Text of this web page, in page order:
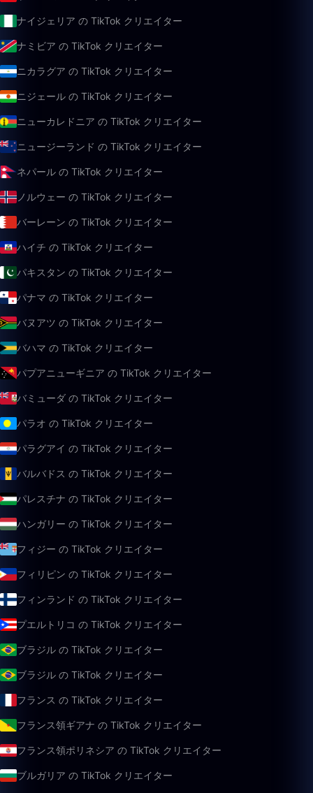
ナイジェリア の TikTok クリエイター
ナミビア の TikTok クリエイター
ニカラグア の TikTok クリエイター
ニジェール の TikTok クリエイター
ニューカレドニア の TikTok クリエイター
ニュージーランド の TikTok クリエイター
ネパール の TikTok クリエイター
ノルウェー の TikTok クリエイター
バーレーン の TikTok クリエイター
ハイチ の TikTok クリエイター
パキスタン の TikTok クリエイター
パナマ の TikTok クリエイター
バヌアツ の TikTok クリエイター
バハマ の TikTok クリエイター
パプアニューギニア の TikTok クリエイター
バミューダ の TikTok クリエイター
パラオ の TikTok クリエイター
パラグアイ の TikTok クリエイター
バルバドス の TikTok クリエイター
パレスチナ の TikTok クリエイター
ハンガリー の TikTok クリエイター
フィジー の TikTok クリエイター
フィリピン の TikTok クリエイター
フィンランド の TikTok クリエイター
プエルトリコ の TikTok クリエイター
ブラジル の TikTok クリエイター
ブラジル の TikTok クリエイター
フランス の TikTok クリエイター
フランス領ギアナ の TikTok クリエイター
フランス領ポリネシア の TikTok クリエイター
ブルガリア の TikTok クリエイター